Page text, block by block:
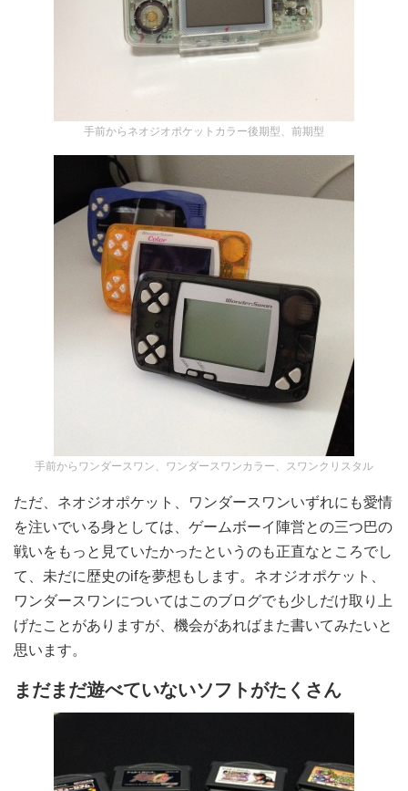
手前からネオジオポケットカラー後期型、前期型
手前からワンダースワン、ワンダースワンカラー、スワンクリスタル
ただ、ネオジオポケット、ワンダースワンいずれにも愛情
を注いでいる身としては、ゲームボーイ陣営との三つ巴の
戦いをもっと見ていたかったというのも正直なところでし
て、未だに歴史のifを夢想もします。ネオジオポケット、
ワンダースワンについてはこのブログでも少しだけ取り上
げたことがありますが、機会があればまた書いてみたいと
思います。
まだまだ遊べていないソフトがたくさん